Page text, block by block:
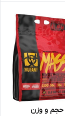
حجم و وزن